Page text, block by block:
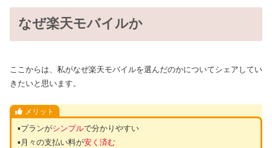
なぜ楽天モバイルか
ここからは、私がなぜ楽天モバイルを選んだのかについてシェアしてい
きたいと思います。
メリット
▪︎プランがシンプルで分かりやすい
▪︎月々の支払い料が安く済む